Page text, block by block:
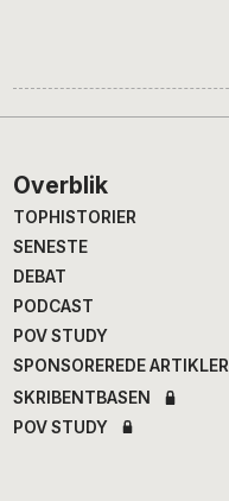
Footer
Overblik
TOPHISTORIER
SENESTE
DEBAT
PODCAST
POV STUDY
SPONSOREREDE ARTIKLER
SKRIBENTBASEN
POV STUDY